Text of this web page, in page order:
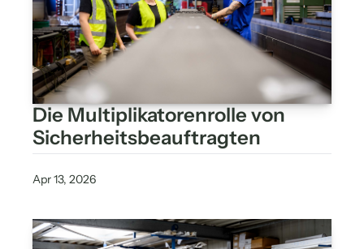
Die Multiplikatorenrolle von
Sicherheitsbeauftragten
Apr 13, 2026